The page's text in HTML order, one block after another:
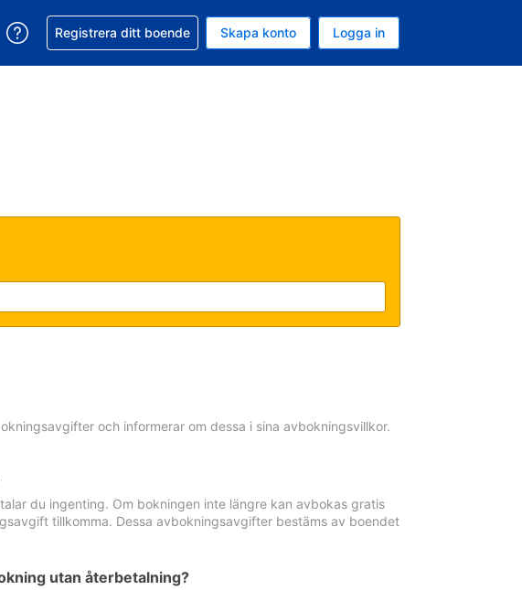
nuvarande valuta är Amerikanska dollar
Ditt nuvarande språk är Svenska
Få hjälp med din bokning
Registrera ditt boende Skapa konto Logga in
och informerar om dessa i sina avbokningsvillkor.
du ingenting. Om bokningen inte längre kan avbokas gratis
tillkomma. Dessa avbokningsavgifter bestäms av boendet
utan återbetalning?